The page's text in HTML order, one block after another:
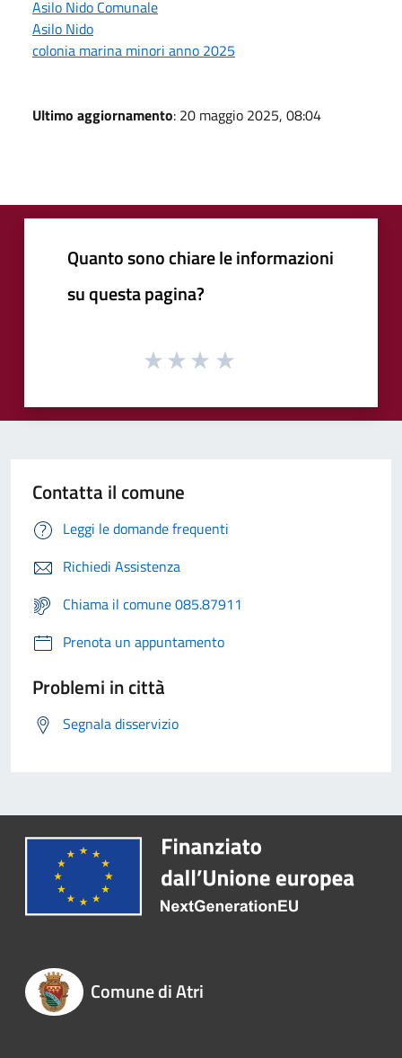
Asilo Nido Comunale
Asilo Nido
colonia marina minori anno 2025
Ultimo aggiornamento: 20 maggio 2025, 08:04
Quanto sono chiare le informazioni
su questa pagina?
Contatta il comune
Leggi le domande frequenti
Richiedi Assistenza
Chiama il comune 085.87911
Prenota un appuntamento
Problemi in città
Segnala disservizio
Comune di Atri